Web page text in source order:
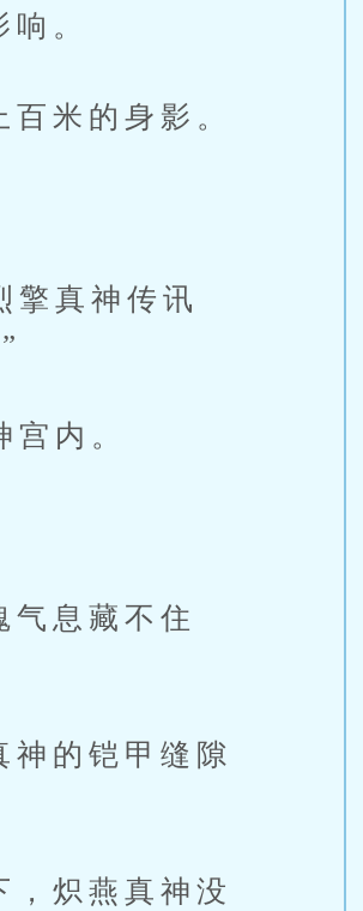
。
米的身影。
真神传讯
内。
息藏不住
的铠甲缝隙
炽燕真神没